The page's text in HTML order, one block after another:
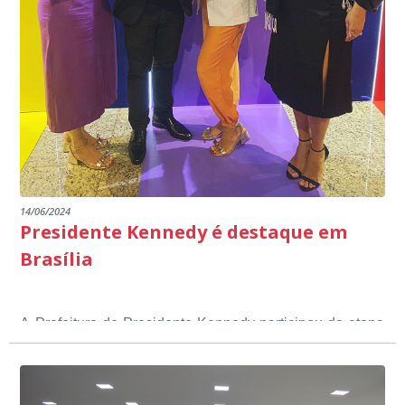
14/06/2024
Presidente Kennedy é destaque em
Brasília
A Prefeitura de Presidente Kennedy participou da etapa
nacional do 12º Prêmio Sebrae Prefeitura
Empreendedora, que visou valorizar e destacar o papel
dos gestores públicos comprometidos com o